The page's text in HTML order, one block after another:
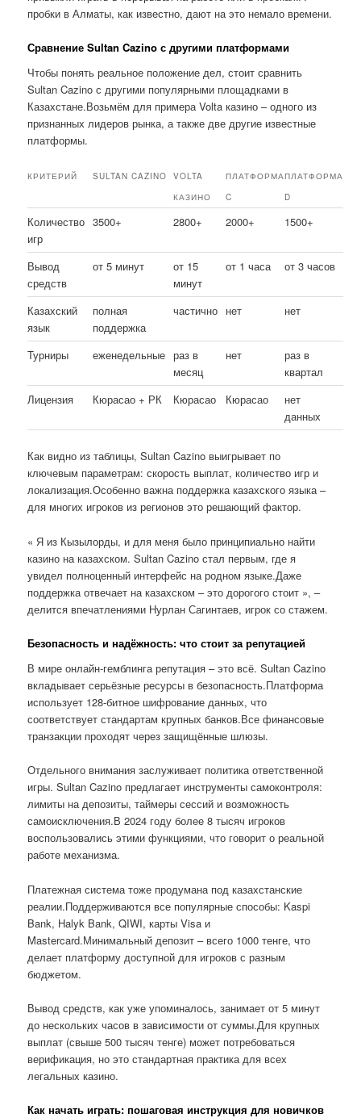
пробки в Алматы, как известно, дают на это немало времени.
Сравнение Sultan Cazino с другими платформами
Чтобы понять реальное положение дел, стоит сравнить
Sultan Cazino с другими популярными площадками в
Казахстане.Возьмём для примера Volta казино – одного из
признанных лидеров рынка, а также две другие известные
платформы.
КРИТЕРИЙ SULTAN CAZINO
VOLTA
КАЗИНО
ПЛАТФОРМА
C
ПЛАТФОРМА
D
Количество
игр
3500+ 2800+ 2000+ 1500+
Вывод
средств
от 5 минут
от 15
минут
от 1 часа от 3 часов
Казахский
язык
полная
поддержка
частично нет нет
Турниры еженедельные раз в
месяц
нет
раз в
квартал
Лицензия
Кюрасао + РК Кюрасао Кюрасао
нет
данных
Как видно из таблицы, Sultan Cazino выигрывает по
ключевым параметрам: скорость выплат, количество игр и
локализация.Особенно важна поддержка казахского языка –
для многих игроков из регионов это решающий фактор.
« Я из Кызылорды, и для меня было принципиально найти
казино на казахском. Sultan Cazino стал первым, где я
увидел полноценный интерфейс на родном языке.Даже
поддержка отвечает на казахском – это дорогого стоит », –
делится впечатлениями Нурлан Сагинтаев, игрок со стажем.
Безопасность и надёжность: что стоит за репутацией
В мире онлайн-гемблинга репутация – это всё. Sultan Cazino
вкладывает серьёзные ресурсы в безопасность.Платформа
использует 128-битное шифрование данных, что
соответствует стандартам крупных банков.Все финансовые
транзакции проходят через защищённые шлюзы.
Отдельного внимания заслуживает политика ответственной
игры. Sultan Cazino предлагает инструменты самоконтроля:
лимиты на депозиты, таймеры сессий и возможность
самоисключения.В 2024 году более 8 тысяч игроков
воспользовались этими функциями, что говорит о реальной
работе механизма.
Платежная система тоже продумана под казахстанские
реалии.Поддерживаются все популярные способы: Kaspi
Bank, Halyk Bank, QIWI, карты Visa и
Mastercard.Минимальный депозит – всего 1000 тенге, что
делает платформу доступной для игроков с разным
бюджетом.
Вывод средств, как уже упоминалось, занимает от 5 минут
до нескольких часов в зависимости от суммы.Для крупных
выплат (свыше 500 тысяч тенге) может потребоваться
верификация, но это стандартная практика для всех
легальных казино.
Как начать играть: пошаговая инструкция для новичков